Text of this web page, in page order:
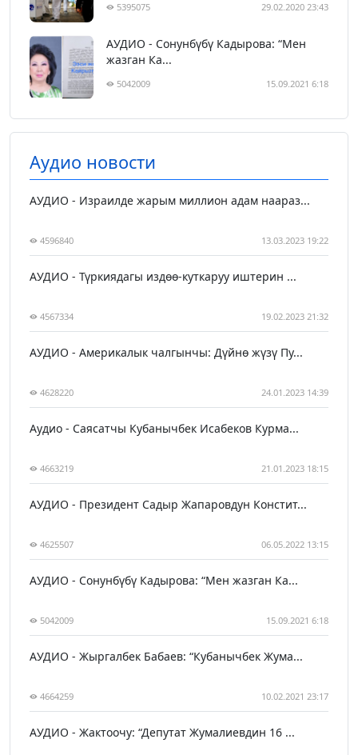
5395075 29.02.2020 23:43
АУДИО - Сонунбүбү Кадырова: “Мен
жазган Ка...
5042009 15.09.2021 6:18
Аудио новости
АУДИО - Израилде жарым миллион адам наараз...
4596840 13.03.2023 19:22
АУДИО - Түркиядагы издөө-куткаруу иштерин ...
4567334 19.02.2023 21:32
АУДИО - Америкалык чалгынчы: Дүйнө жүзү Пу...
4628220 24.01.2023 14:39
Аудио - Саясатчы Кубанычбек Исабеков Курма...
4663219 21.01.2023 18:15
АУДИО - Президент Садыр Жапаровдун Констит...
4625507 06.05.2022 13:15
АУДИО - Сонунбүбү Кадырова: “Мен жазган Ка...
5042009 15.09.2021 6:18
АУДИО - Жыргалбек Бабаев: “Кубанычбек Жума...
4664259 10.02.2021 23:17
АУДИО - Жактоочу: “Депутат Жумалиевдин 16 ...